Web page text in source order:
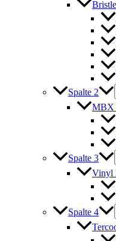
Spalte 2
MBX
Spalte 3
Vinyl
Spalte 4